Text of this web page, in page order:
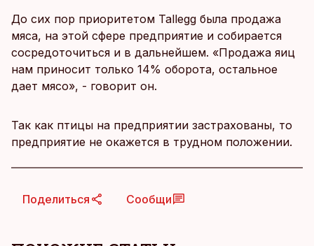
До сих пор приоритетом Tallegg была продажа
мяса, на этой сфере предприятие и собирается
сосредоточиться и в дальнейшем. «Продажа яиц
нам приносит только 14% оборота, остальное
дает мясо», - говорит он.
Так как птицы на предприятии застрахованы, то
предприятие не окажется в трудном положении.
Поделиться Сообщи